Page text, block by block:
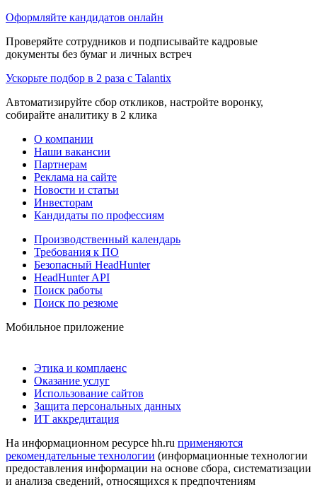
Оформляйте кандидатов онлайн
Проверяйте сотрудников и подписывайте кадровые
документы без бумаг и личных встреч
Ускорьте подбор в 2 раза с Talantix
Автоматизируйте сбор откликов, настройте воронку,
собирайте аналитику в 2 клика
О компании
Наши вакансии
Партнерам
Реклама на сайте
Новости и статьи
Инвесторам
Кандидаты по профессиям
Производственный календарь
Требования к ПО
Безопасный HeadHunter
HeadHunter API
Поиск работы
Поиск по резюме
Мобильное приложение
Этика и комплаенс
Оказание услуг
Использование сайтов
Защита персональных данных
ИТ аккредитация
На информационном ресурсе hh.ru применяются
рекомендательные технологии (информационные технологии
предоставления информации на основе сбора, систематизации
и анализа сведений, относящихся к предпочтениям